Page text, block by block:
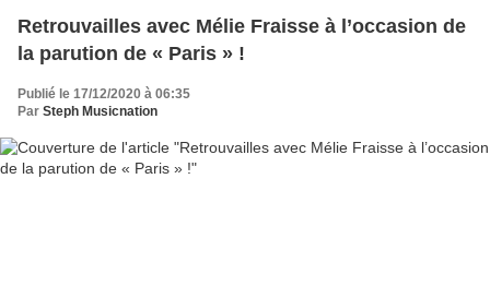
Retrouvailles avec Mélie Fraisse à l’occasion de
la parution de « Paris » !
Publié le 17/12/2020 à 06:35
Par Steph Musicnation